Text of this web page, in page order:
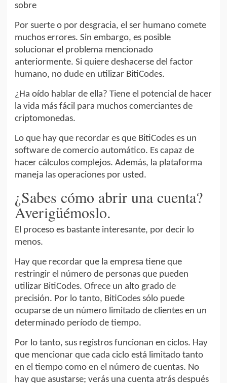
sobre
Por suerte o por desgracia, el ser humano comete
muchos errores. Sin embargo, es posible
solucionar el problema mencionado
anteriormente. Si quiere deshacerse del factor
humano, no dude en utilizar BitiCodes.
¿Ha oído hablar de ella? Tiene el potencial de hacer
la vida más fácil para muchos comerciantes de
criptomonedas.
Lo que hay que recordar es que BitiCodes es un
software de comercio automático. Es capaz de
hacer cálculos complejos. Además, la plataforma
maneja las operaciones por usted.
¿Sabes cómo abrir una cuenta?
Averigüémoslo.
El proceso es bastante interesante, por decir lo
menos.
Hay que recordar que la empresa tiene que
restringir el número de personas que pueden
utilizar BitiCodes. Ofrece un alto grado de
precisión. Por lo tanto, BitiCodes sólo puede
ocuparse de un número limitado de clientes en un
determinado período de tiempo.
Por lo tanto, sus registros funcionan en ciclos. Hay
que mencionar que cada ciclo está limitado tanto
en el tiempo como en el número de cuentas. No
hay que asustarse; verás una cuenta atrás después